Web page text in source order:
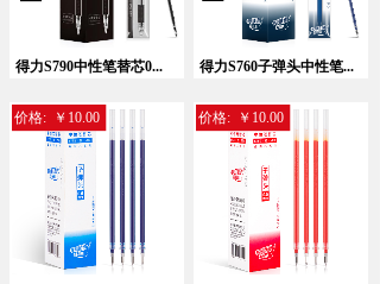
得力S790中性笔替芯0... 得力S760子弹头中性笔...
价格: ￥10.00 价格: ￥10.00
暂无相关记录！